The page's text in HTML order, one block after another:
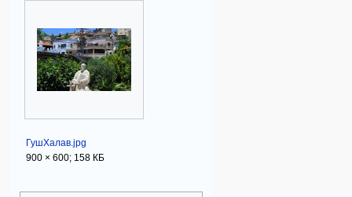
ГушХалав.jpg
900 × 600; 158 КБ